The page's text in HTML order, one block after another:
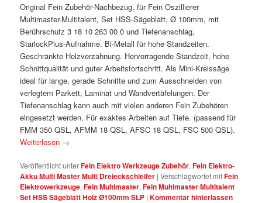
Original Fein Zubehör-Nachbezug, für Fein Oszillierer
Multimaster-Multitalent, Set HSS-Sägeblatt, Ø 100mm, mit
Berührschutz 3 18 10 263 00 0 und Tiefenanschlag,
StarlockPlus-Aufnahme. Bi-Metall für hohe Standzeiten.
Geschränkte Holzverzahnung. Hervorragende Standzeit, hohe
Schnittqualität und guter Arbeitsfortschritt. Als Mini-Kreissäge
ideal für lange, gerade Schnitte und zum Ausschneiden von
verlegtem Parkett, Laminat und Wandvertäfelungen. Der
Tiefenanschlag kann auch mit vielen anderen Fein Zubehören
eingesetzt werden. Für exaktes Arbeiten auf Tiefe. (passend für
FMM 350 QSL, AFMM 18 QSL, AFSC 18 QSL, FSC 500 QSL).
Weiterlesen →
Veröffentlicht unterFein Elektro Werkzeuge Zubehör,Fein Elektro-
Akku Multi Master Multi Dreieckschleifer |Verschlagwortet mitFein
Elektrowerkzeuge,Fein Multimaster,Fein Multimaster Multitalent
Set HSS Sägeblatt Holz Ø100mm SLP |Kommentar hinterlassen